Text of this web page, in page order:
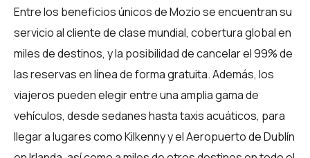
Entre los beneficios únicos de Mozio se encuentran su
servicio al cliente de clase mundial, cobertura global en
miles de destinos, y la posibilidad de cancelar el 99% de
las reservas en línea de forma gratuita. Además, los
viajeros pueden elegir entre una amplia gama de
vehículos, desde sedanes hasta taxis acuáticos, para
llegar a lugares como Kilkenny y el Aeropuerto de Dublín